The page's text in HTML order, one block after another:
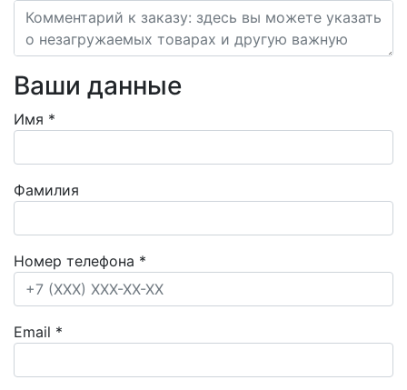
Ваши данные
Имя *
Фамилия
Номер телефона *
Email *